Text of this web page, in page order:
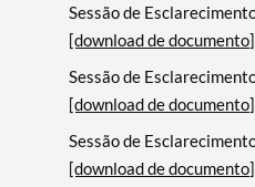
Sessão de
[download de documento]
Sessão de
[download de documento]
Sessão de
[download de documento]